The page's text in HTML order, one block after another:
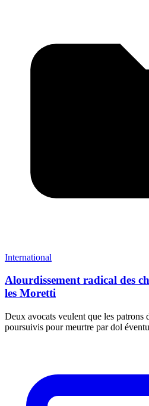
International
Alourdissement radical des
les Moretti
Deux avocats veulent que les patrons
poursuivis pour meurtre par dol